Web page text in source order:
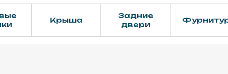
Крыша
Задние
двери